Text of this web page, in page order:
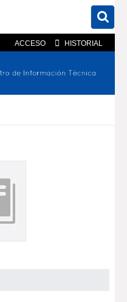
ACCESO HISTORIAL
En el sitio